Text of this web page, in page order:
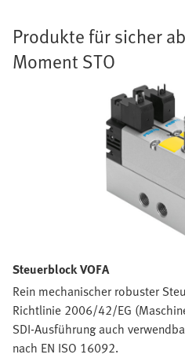
Produkte für sicher
Moment STO
Steuerblock VOFA
Rein mechanischer robuster
Richtlinie 2006/42/EG
SDI-Ausführung auch
nach EN ISO 16092.